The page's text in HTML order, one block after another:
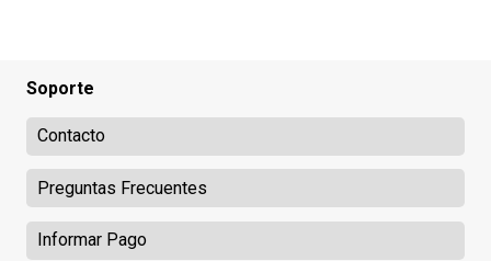
Soporte
Contacto
Preguntas Frecuentes
Informar Pago